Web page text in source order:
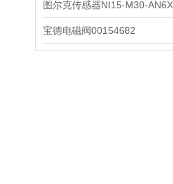
宝德电磁阀00154682